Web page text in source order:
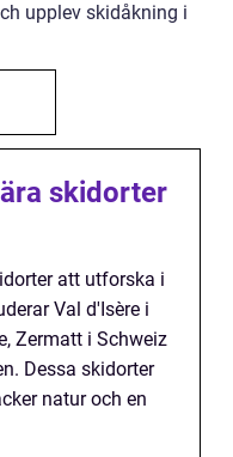
upplev skidåkning i
skidorter
att utforska i
Val d'Isère i
Zermatt i Schweiz
Dessa skidorter
natur och en